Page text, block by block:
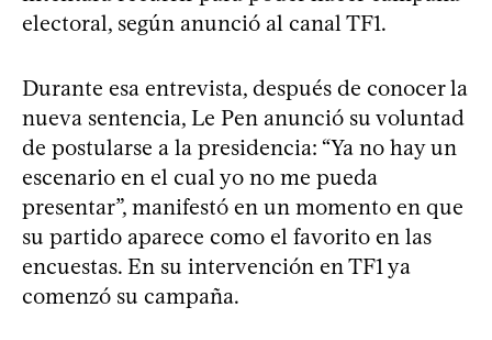
electoral, según anunció al canal TF1.
Durante esa entrevista, después de conocer la
nueva sentencia, Le Pen anunció su voluntad
de postularse a la presidencia: “Ya no hay un
escenario en el cual yo no me pueda
presentar”, manifestó en un momento en que
su partido aparece como el favorito en las
encuestas. En su intervención en TF1 ya
comenzó su campaña.